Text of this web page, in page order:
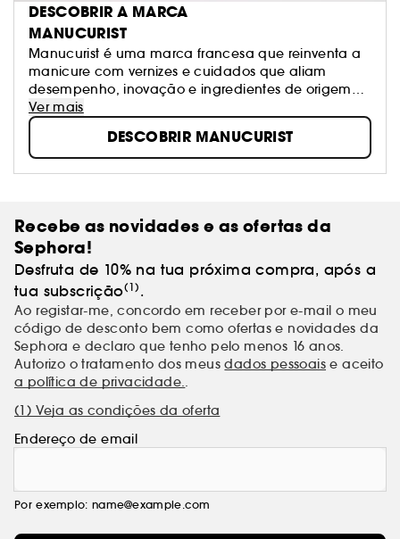
DESCOBRIR A MARCA
MANUCURIST
Manucurist é uma marca francesa que reinventa a
manicure com vernizes e cuidados que aliam
desempenho, inovação e ingredientes de origem
natural. Fórmulas mais limpas para unhas
sublimadas, sem comprometer a cor ou a duração.
As tuas unhas, mas ainda melhores!
Ver mais
DESCOBRIR MANUCURIST
Recebe as novidades e as ofertas da
Sephora!
Desfruta de 10% na tua próxima compra, após a
tua subscrição(1) .
Ao registar-me, concordo em receber por e-mail o meu
código de desconto bem como ofertas e novidades da
Sephora e declaro que tenho pelo menos 16 anos.
Autorizo o tratamento dos meusdados pessoais e aceito
a política de privacidade..
(1) Veja as condições da oferta
Endereço de email
Por exemplo: name@example.com